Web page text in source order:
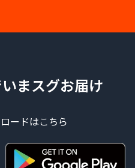
まスグお届け
ードはこちら